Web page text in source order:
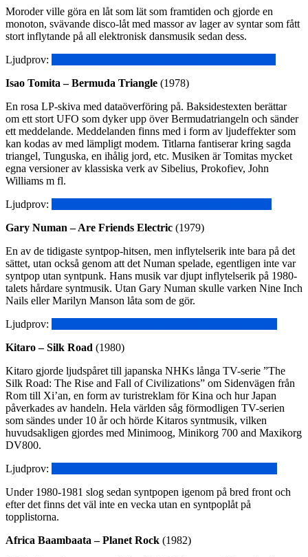
Moroder ville göra en låt som lät som framtiden och gjorde en
monoton, svävande disco-låt med massor av lager av syntar som fått
stort inflytande på all elektronisk dansmusik sedan dess.
Ljudprov:
Isao Tomita – Bermuda Triangle (1978)
En rosa LP-skiva med dataöverföring på. Baksidestexten berättar
om ett stort UFO som dyker upp över Bermudatriangeln och sänder
ett meddelande. Meddelanden finns med i form av ljudeffekter som
kan kodas av med lämpligt modem. Titlarna fantiserar kring sagda
triangel, Tunguska, en ihålig jord, etc. Musiken är Tomitas mycket
egna versioner av klassiska verk av Sibelius, Prokofiev, John
Williams m fl.
Ljudprov:
Gary Numan – Are Friends Electric (1979)
En av de tidigaste syntpop-hitsen, men inflytelserik inte bara på det
sättet, utan också genom att det Numan spelade, egentligen inte var
syntpop utan syntpunk. Hans musik var djupt inflytelserik på 1980-
talets hårdare syntmusik. Utan Gary Numan skulle varken Nine Inch
Nails eller Marilyn Manson låta som de gör.
Ljudprov:
Kitaro – Silk Road (1980)
Kitaro gjorde ljudspåret till japanska NHKs långa TV-serie ”The
Silk Road: The Rise and Fall of Civilizations” om Sidenvägen från
Rom till Xi’an, en form av turistreklam för Kina och hur Japan
påverkades av handeln. Hela världen såg förmodligen TV-serien
som sändes under 10 år och hörde Kitaros syntmusik, vilken
huvudsakligen gjordes med Minimoog, Minikorg 700 and Maxikorg
DV800.
Ljudprov:
Under 1980-1981 slog sedan syntpopen igenom på bred front och
efter det finns det väl inte en vecka utan en syntpoplåt på
topplistorna.
Africa Baambaata – Planet Rock (1982)